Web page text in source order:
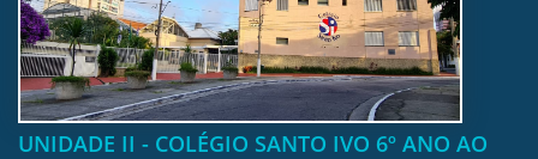
UNIDADE II - COLÉGIO SANTO IVO 6º ANO AO